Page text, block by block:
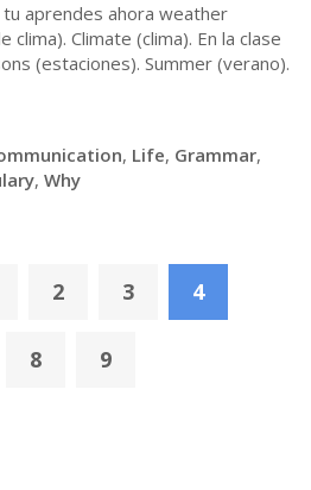
aprendes ahora weather
clima). Climate (clima). En la clase
(estaciones). Summer (verano).
, Life, Grammar,
, Why
2 3 4
8 9